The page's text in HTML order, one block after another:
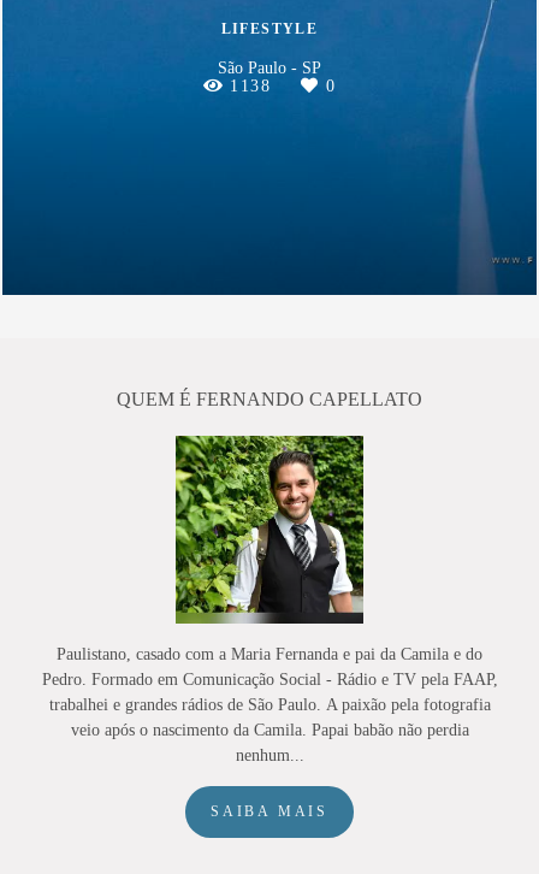
LIFESTYLE
São Paulo - SP
1138
0
QUEM É FERNANDO CAPELLATO
Paulistano, casado com a Maria Fernanda e pai da Camila e do
Pedro. Formado em Comunicação Social - Rádio e TV pela FAAP,
trabalhei e grandes rádios de São Paulo. A paixão pela fotografia
veio após o nascimento da Camila. Papai babão não perdia
nenhum...
SAIBA MAIS